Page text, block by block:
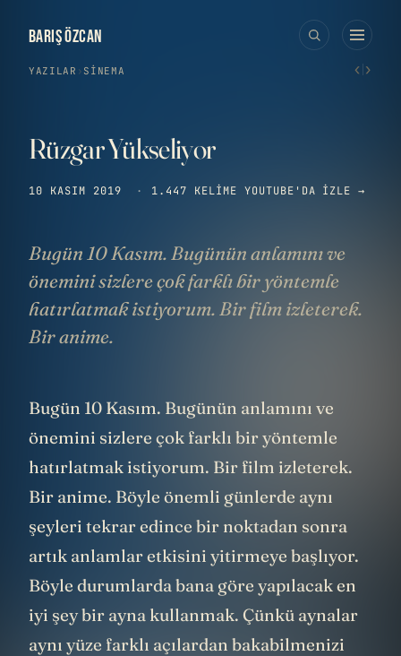
BARIŞ ÖZCAN
YAZILAR › SINEMA ‹›
Rüzgar Yükseliyor
10 KASIM 2019 · 1.447 KELIME YOUTUBE'DA IZLE →
Bugün 10 Kasım. Bugünün anlamını ve
önemini sizlere çok farklı bir yöntemle
hatırlatmak istiyorum. Bir film izleterek.
Bir anime.
Bugün 10 Kasım. Bugünün anlamını ve
önemini sizlere çok farklı bir yöntemle
hatırlatmak istiyorum. Bir film izleterek.
Bir anime. Böyle önemli günlerde aynı
şeyleri tekrar edince bir noktadan sonra
artık anlamlar etkisini yitirmeye başlıyor.
Böyle durumlarda bana göre yapılacak en
iyi şey bir ayna kullanmak. Çünkü aynalar
aynı yüze farklı açılardan bakabilmenizi